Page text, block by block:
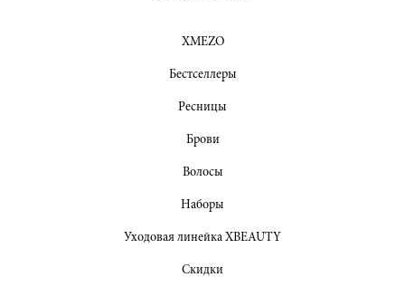
XMEZO
Бестселлеры
Ресницы
Брови
Волосы
Наборы
Уходовая линейка XBEAUTY
Скидки